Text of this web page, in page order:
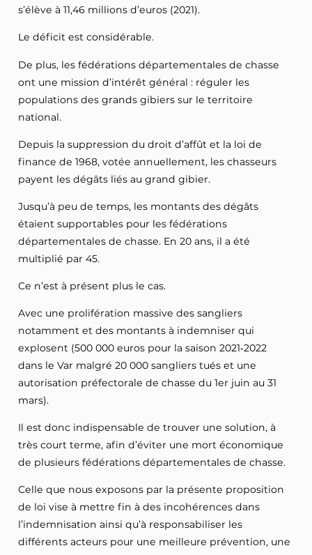
s’élève à 11,46 millions d’euros (2021).
Le déficit est considérable.
De plus, les fédérations départementales de chasse
ont une mission d’intérêt général : réguler les
populations des grands gibiers sur le territoire
national.
Depuis la suppression du droit d’affût et la loi de
finance de 1968, votée annuellement, les chasseurs
payent les dégâts liés au grand gibier.
Jusqu’à peu de temps, les montants des dégâts
étaient supportables pour les fédérations
départementales de chasse. En 20 ans, il a été
multiplié par 45.
Ce n’est à présent plus le cas.
Avec une prolifération massive des sangliers
notamment et des montants à indemniser qui
explosent (500 000 euros pour la saison 2021‑2022
dans le Var malgré 20 000 sangliers tués et une
autorisation préfectorale de chasse du 1er juin au 31
mars).
Il est donc indispensable de trouver une solution, à
très court terme, afin d’éviter une mort économique
de plusieurs fédérations départementales de chasse.
Celle que nous exposons par la présente proposition
de loi vise à mettre fin à des incohérences dans
l’indemnisation ainsi qu’à responsabiliser les
différents acteurs pour une meilleure prévention, une